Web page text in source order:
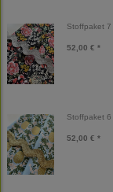
Stoffpaket 7
52,00 € *
Stoffpaket 6
52,00 € *